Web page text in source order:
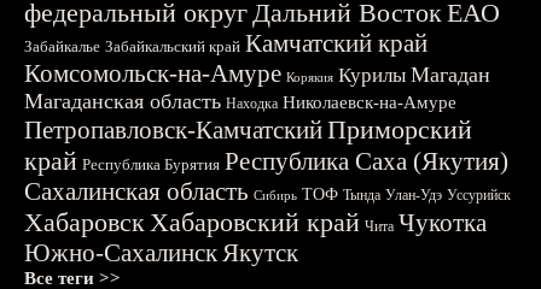
федеральный округДальний ВостокЕАО
Забайкалье Забайкальский край Камчатский край
Комсомольск-на-Амуре Корякия Курилы Магадан
Магаданская область Находка Николаевск-на-Амуре
Петропавловск-КамчатскийПриморский
край Республика Бурятия Республика Саха (Якутия)
Сахалинская область Сибирь ТОФ Тында Улан-Удэ Уссурийск
ХабаровскХабаровский край Чита Чукотка
Южно-СахалинскЯкутск
Все теги >>